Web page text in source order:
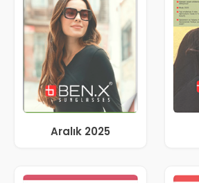
Aralık 2025